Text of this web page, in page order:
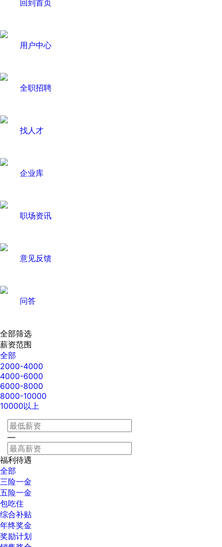
回到首页
用户中心
全职招聘
找人才
企业库
职场资讯
意见反馈
问答
全部筛选
薪资范围
全部
2000-4000
4000-6000
6000-8000
8000-10000
10000以上
—
福利待遇
全部
三险一金
五险一金
包吃住
综合补贴
年终奖金
奖励计划